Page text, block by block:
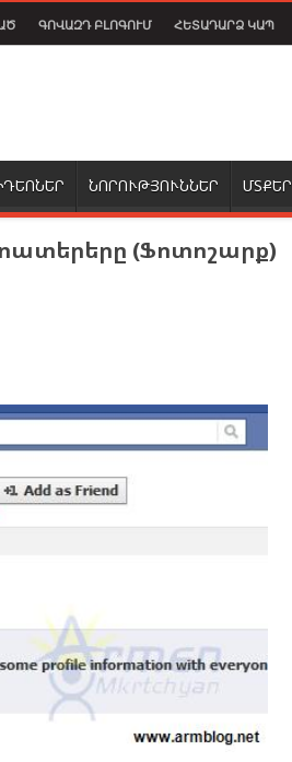
ԳՈՎԱԶԴ ԲԼՈԳՈՒՄ ՀԵՏԱԴԱՐՁ ԿԱՊ
ՆՈՐՈՒԹՅՈՒՆՆԵՐ ՄՏՔԵՐ
(Ֆոտոշարք)